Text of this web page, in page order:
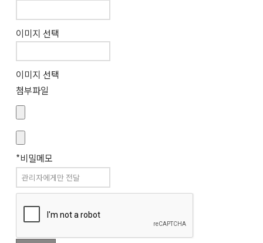
이미지 선택
이미지 선택
첨부파일
*비밀메모